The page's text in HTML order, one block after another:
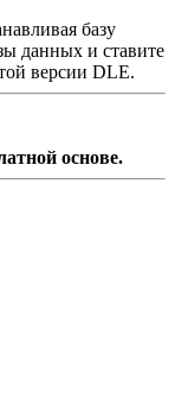
базу
данных и ставите
версии DLE.
основе.